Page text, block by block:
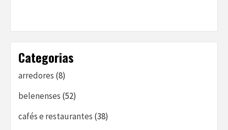
Categorias
arredores (8)
belenenses (52)
cafés e restaurantes (38)